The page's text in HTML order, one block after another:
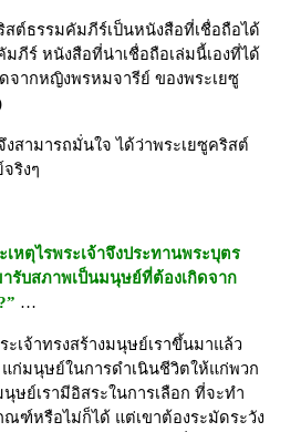
สต์ธรรมคัมภีร์เป็นหนังสือที่เชื่อถือได้
ภีร์ หนังสือที่น่าเชื่อถือเล่มนี้เองที่ได้
ดจากหญิงพรหมจารีย์ ของพระเยซู
งสามารถมั่นใจ ได้ว่าพระเยซูคริสต์
ริงๆ
เหตุไรพระเจ้าจึงประทานพระบุตร
รับสภาพเป็นมนุษย์ที่ต้องเกิดจาก
…
ะเจ้าทรงสร้างมนุษย์เราขึ้นมาแล้ว
ก่มนุษย์ในการดำเนินชีวิตให้แก่พวก
ษย์เรามีอิสระในการเลือก ที่จะทำ
ฑ์หรือไม่ก็ได้ แต่เขาต้องระมัดระวัง